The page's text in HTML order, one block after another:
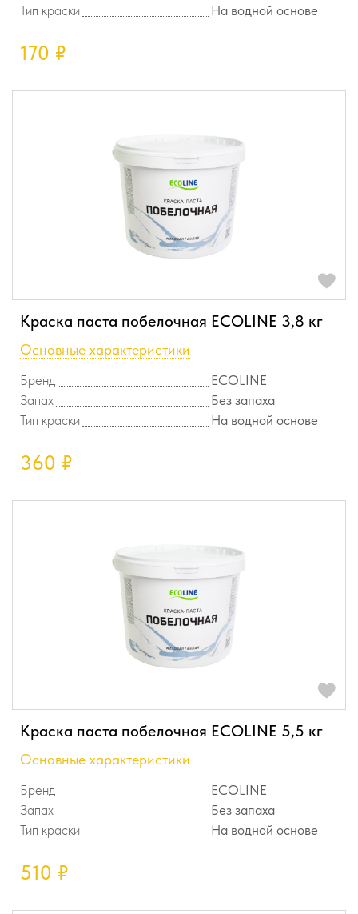
Тип краски
На водной основе
170 ₽
Краска паста побелочная ECOLINE 3,8 кг
Основные характеристики
Бренд
ECOLINE
Запах
Без запаха
Тип краски
На водной основе
360 ₽
Краска паста побелочная ECOLINE 5,5 кг
Основные характеристики
Бренд
ECOLINE
Запах
Без запаха
Тип краски
На водной основе
510 ₽